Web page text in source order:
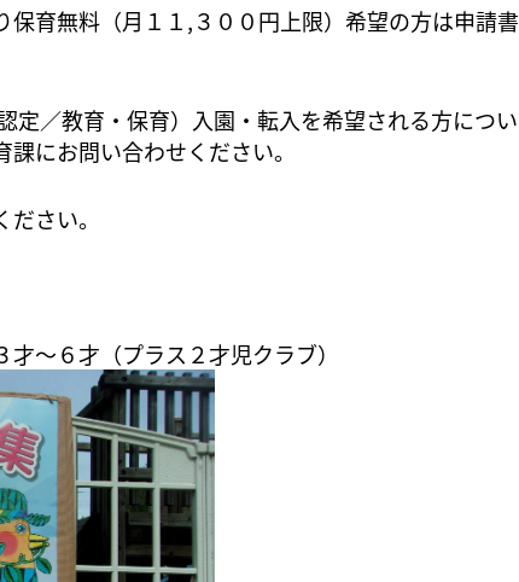
保育無料（月１１,３００円上限）希望の方は申請書
定／教育・保育）入園・転入を希望される方につい
にお問い合わせください。
さい。
～６才（プラス２才児クラブ）